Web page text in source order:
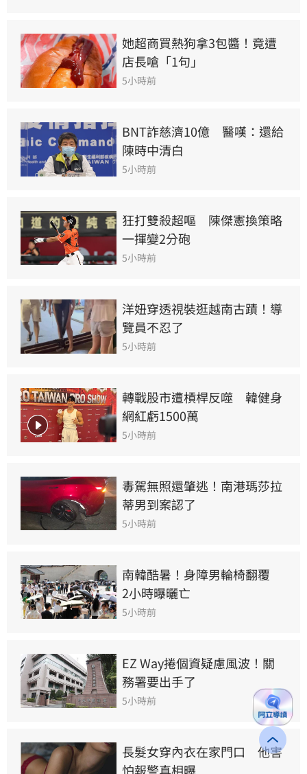
她超商買熱狗拿3包醬！竟遭
店長嗆「1句」
5小時前
BNT詐慈濟10億　醫嘆：還給
陳時中清白
5小時前
狂打雙殺超嘔　陳傑憲換策略
一揮變2分砲
5小時前
洋妞穿透視裝逛越南古蹟！導
覽員不忍了
5小時前
轉戰股市遭槓桿反噬　韓健身
網紅虧1500萬
5小時前
毒駕無照還肇逃！南港瑪莎拉
蒂男到案認了
5小時前
南韓酷暑！身障男輪椅翻覆
2小時曝曬亡
5小時前
EZ Way捲個資疑慮風波！關
務署要出手了
5小時前
長髮女穿內衣在家門口　他害
怕報警真相曝